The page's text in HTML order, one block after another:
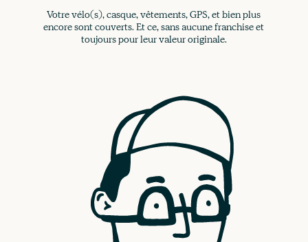
Votre vélo(s), casque, vêtements, GPS, et bien plus
encore sont couverts. Et ce, sans aucune franchise et
toujours pour leur valeur originale.